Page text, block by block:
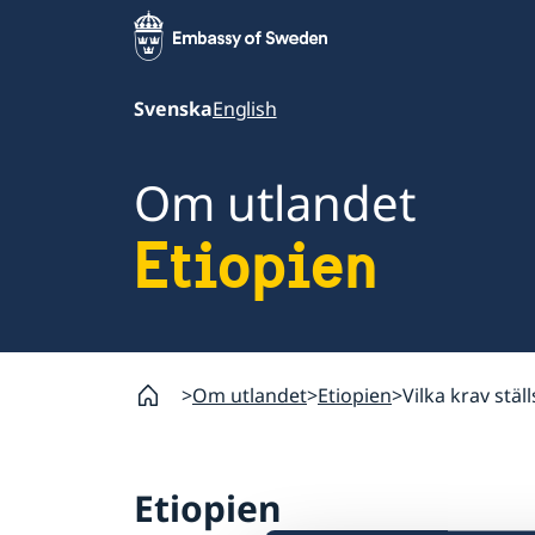
SvenskaEnglish
Om utlandet
Etiopien
Om utlandet Etiopien Vilka krav
Etiopien